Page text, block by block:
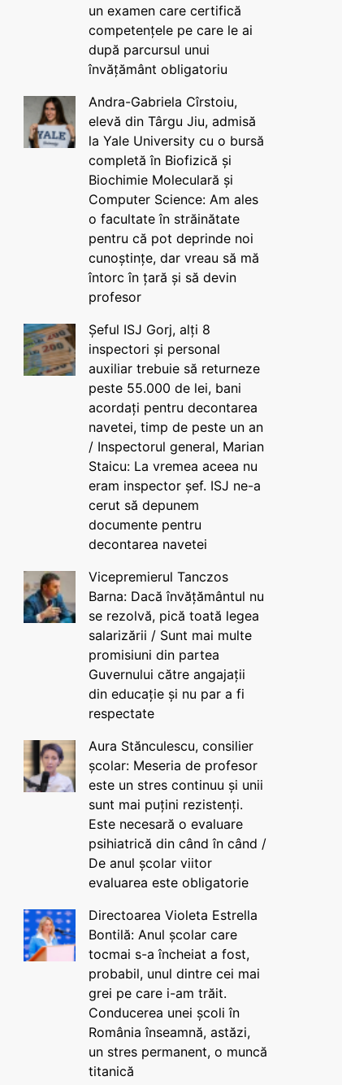
un examen care certifică
competențele pe care le ai
după parcursul unui
învățământ obligatoriu
Andra-Gabriela Cîrstoiu,
elevă din Târgu Jiu, admisă
la Yale University cu o bursă
completă în Biofizică și
Biochimie Moleculară și
Computer Science: Am ales
o facultate în străinătate
pentru că pot deprinde noi
cunoștințe, dar vreau să mă
întorc în țară și să devin
profesor
Șeful ISJ Gorj, alți 8
inspectori și personal
auxiliar trebuie să returneze
peste 55.000 de lei, bani
acordați pentru decontarea
navetei, timp de peste un an
/ Inspectorul general, Marian
Staicu: La vremea aceea nu
eram inspector șef. ISJ ne-a
cerut să depunem
documente pentru
decontarea navetei
Vicepremierul Tanczos
Barna: Dacă învățământul nu
se rezolvă, pică toată legea
salarizării / Sunt mai multe
promisiuni din partea
Guvernului către angajații
din educație și nu par a fi
respectate
Aura Stănculescu, consilier
școlar: Meseria de profesor
este un stres continuu și unii
sunt mai puțini rezistenți.
Este necesară o evaluare
psihiatrică din când în când /
De anul școlar viitor
evaluarea este obligatorie
Directoarea Violeta Estrella
Bontilă: Anul școlar care
tocmai s-a încheiat a fost,
probabil, unul dintre cei mai
grei pe care i-am trăit.
Conducerea unei școli în
România înseamnă, astăzi,
un stres permanent, o muncă
titanică